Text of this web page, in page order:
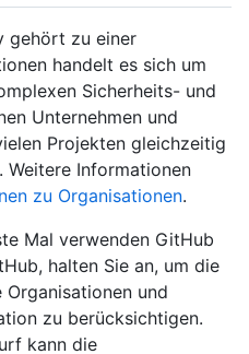
gehört zu einer
handelt es sich um
Sicherheits- und
Unternehmen und
Projekten gleichzeitig
Weitere Informationen
zu Organisationen.
Mal verwenden GitHub
halten Sie an, um die
und
zu berücksichtigen.
kann die